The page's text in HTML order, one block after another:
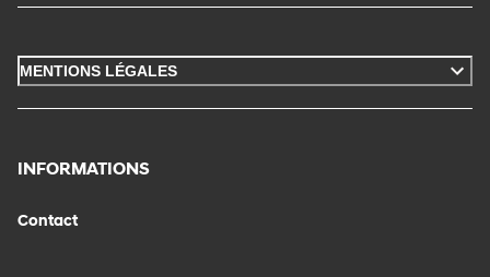
MENTIONS LÉGALES
INFORMATIONS
Contact